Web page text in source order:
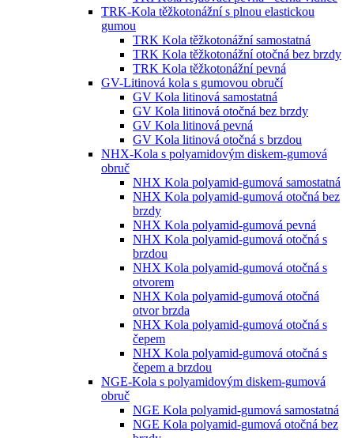
TRK-Kola těžkotonážní s plnou elastickou
gumou
TRK Kola těžkotonážní samostatná
TRK Kola těžkotonážní otočná bez brzdy
TRK Kola těžkotonážní pevná
GV-Litinová kola s gumovou obručí
GV Kola litinová samostatná
GV Kola litinová otočná bez brzdy
GV Kola litinová pevná
GV Kola litinová otočná s brzdou
NHX-Kola s polyamidovým diskem-gumová
obruč
NHX Kola polyamid-gumová samostatná
NHX Kola polyamid-gumová otočná bez
brzdy
NHX Kola polyamid-gumová pevná
NHX Kola polyamid-gumová otočná s
brzdou
NHX Kola polyamid-gumová otočná s
otvorem
NHX Kola polyamid-gumová otočná
otvor brzda
NHX Kola polyamid-gumová otočná s
čepem
NHX Kola polyamid-gumová otočná s
čepem a brzdou
NGE-Kola s polyamidovým diskem-gumová
obruč
NGE Kola polyamid-gumová samostatná
NGE Kola polyamid-gumová otočná bez